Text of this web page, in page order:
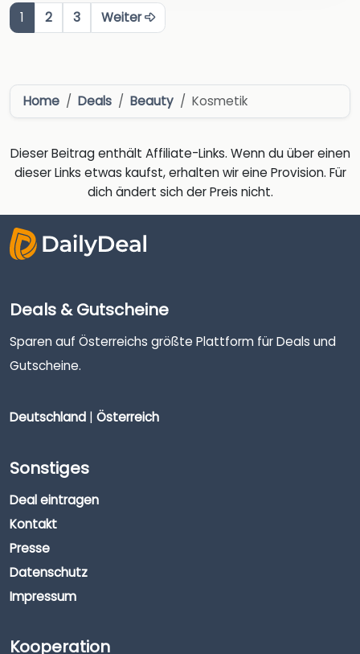
1 2 3 Weiter
Home Deals Beauty Kosmetik
Dieser Beitrag enthält Affiliate-Links. Wenn du über einen
dieser Links etwas kaufst, erhalten wir eine Provision. Für
dich ändert sich der Preis nicht.
Deals & Gutscheine
Sparen auf Österreichs größte Plattform für Deals und
Gutscheine.
Deutschland | Österreich
Sonstiges
Deal eintragen
Kontakt
Presse
Datenschutz
Impressum
Kooperation